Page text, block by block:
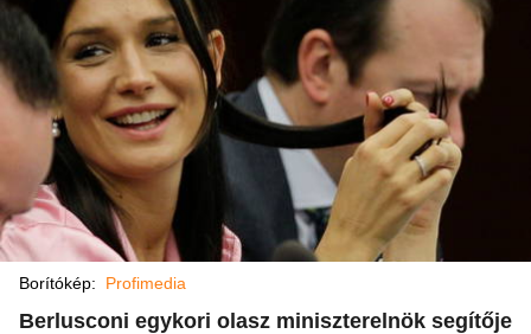
Borítókép: Profimedia
Berlusconi egykori olasz miniszterelnök segítője